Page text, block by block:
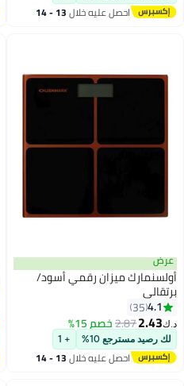
احصل عليه خلال 13 - 14
عرض
أولسنمارك ميزان رقمي أسود/
برتقالي
4.1
35
د.ك‏2.43
2.87خصم 15%
لك رصيد مسترجع 10% + 1
احصل عليه خلال 13 - 14